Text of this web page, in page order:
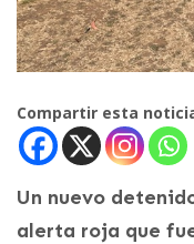
Compartir esta
Un nuevo
alerta roja que